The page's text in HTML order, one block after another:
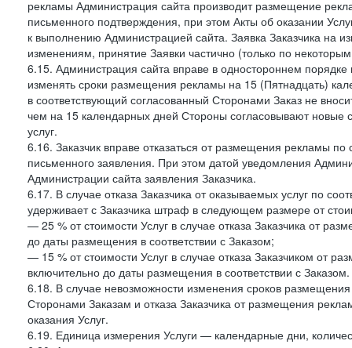
рекламы Администрация сайта производит размещение
письменного подтверждения, при этом Акты об оказании
к выполнению Администрацией сайта. Заявка Заказчика на
изменениям, принятие Заявки частично (только по
6.15. Администрация сайта вправе в одностороннем
изменять сроки размещения рекламы на 15 (Пятнадцать)
в соответствующий согласованный Сторонами Заказ не
чем на 15 календарных дней Стороны согласовывают новые
услуг.
6.16. Заказчик вправе отказаться от размещения рекламы
письменного заявления. При этом датой уведомления
Администрации сайта заявления Заказчика.
6.17. В случае отказа Заказчика от оказываемых услуг по
удерживает с Заказчика штраф в следующем размере от
— 25 % от стоимости Услуг в случае отказа Заказчика от
до даты размещения в соответствии с Заказом;
— 15 % от стоимости Услуг в случае отказа Заказчиком от
включительно до даты размещения в соответствии с Заказом.
6.18. В случае невозможности изменения сроков
Сторонами Заказам и отказа Заказчика от размещения
оказания Услуг.
6.19. Единица измерения Услуги — календарные дни,